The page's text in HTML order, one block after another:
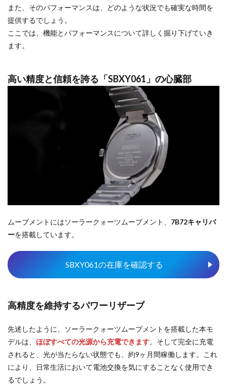
また、そのパフォーマンスは、どのような状況でも確実な時間を
提供するでしょう。
ここでは、機能とパフォーマンスについて詳しく掘り下げていき
ます。
高い精度と信頼を誇る「SBXY061」の心臓部
ムーブメントにはソーラークォーツムーブメント、 7B72キャリバ
ーを搭載しています。
SBXY061の在庫を確認する
高精度を維持するパワーリザーブ
先述したように、ソーラークォーツムーブメントを搭載した本モ
デルは、 ほぼすべての光源から充電できます。そして完全に充電
されると、光が当たらない状態でも、約9ヶ月間稼働します。これ
により、日常生活において電池交換を気にすることなく使用でき
るでしょう。